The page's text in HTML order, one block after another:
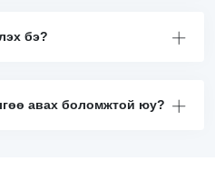
бэ?
авах боломжтой юу?